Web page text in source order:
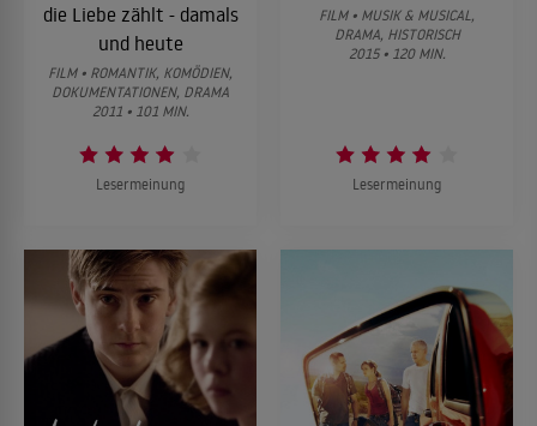
die Liebe zählt - damals
und heute
FILM • ROMANTIK, KOMÖDIEN,
DOKUMENTATIONEN, DRAMA
2011 • 101 MIN.
Lesermeinung
FILM • MUSIK & MUSICAL,
DRAMA, HISTORISCH
2015 • 120 MIN.
Lesermeinung